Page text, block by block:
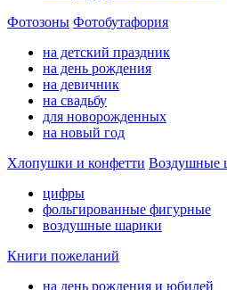
Фотозоны Фотобутафория
на детский праздник
на день рождения
на девичник
на свадьбу
для новорожденных
на новый год
Хлопушки и конфетти Воздушные
цифры
фольгированные фигурные
воздушные шарики
Книги пожеланий
на день рождения и юбилей